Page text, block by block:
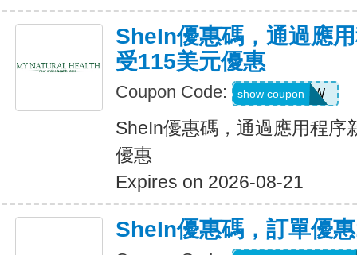
SheIn優惠碼，通過應
受115美元優惠
Coupon Code: 43382AW
show coupon
SheIn優惠碼，通過應用程序
優惠
Expires on 2026-08-21
SheIn優惠碼，訂單優